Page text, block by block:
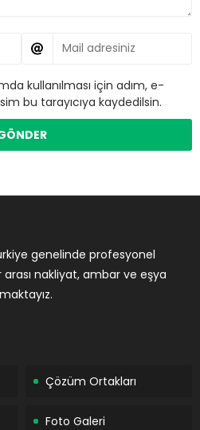
kullanılması için adım, e-
bu tarayıcıya kaydedilsin.
genelinde profesyonel
nakliyat, ambar ve eşya
Çözüm Ortakları
Foto Galeri